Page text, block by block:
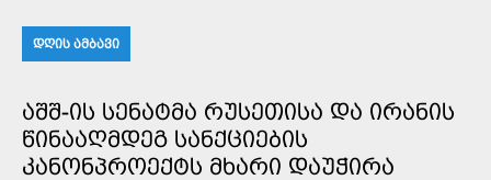
ᲓᲦᲘᲡ ᲐᲛᲑᲐᲕᲘ
ᲐᲨᲨ-ᲘᲡ ᲡᲔᲜᲐᲢᲛᲐ ᲠᲣᲡᲔᲗᲘᲡᲐ ᲓᲐ ᲘᲠᲐᲜᲘᲡ
ᲬᲘᲜᲐᲐᲦᲛᲓᲔᲒ ᲡᲐᲜᲥᲪᲘᲔᲑᲘᲡ
ᲙᲐᲜᲝᲜᲞᲠᲝᲔᲥᲢᲡ ᲛᲮᲐᲠᲘ ᲓᲐᲣᲭᲘᲠᲐ